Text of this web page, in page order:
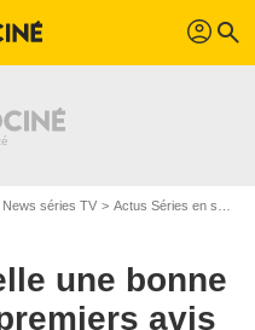
profil search
News séries TV Actus Séries en streaming
une bonne
avis